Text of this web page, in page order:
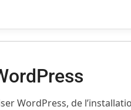
WordPress, de